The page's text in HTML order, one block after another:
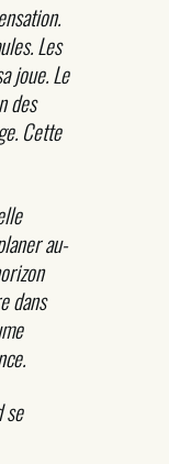
Les
joue. Le
des
Cette
au-
dans
se